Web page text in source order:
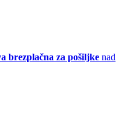
brezplačna za pošiljke nad